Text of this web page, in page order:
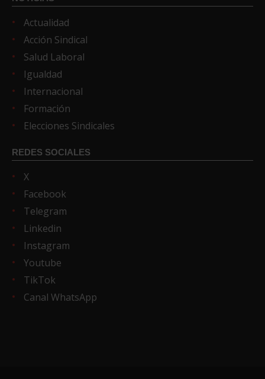
Actualidad
Acción Sindical
Salud Laboral
Igualdad
Internacional
Formación
Elecciones Sindicales
REDES SOCIALES
X
Facebook
Telegram
Linkedin
Instagram
Youtube
TikTok
Canal WhatsApp